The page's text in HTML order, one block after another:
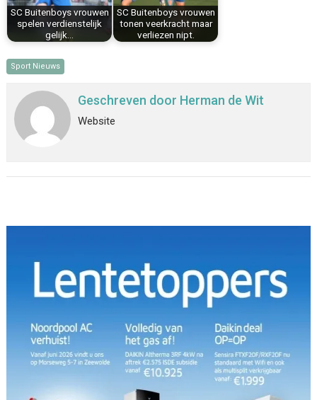
SC Buitenboys vrouwen
spelen verdienstelijk
gelijk…
SC Buitenboys vrouwen
tonen veerkracht maar
verliezen nipt.
Sport Nieuws
Geschreven door Herman de Wit
Website